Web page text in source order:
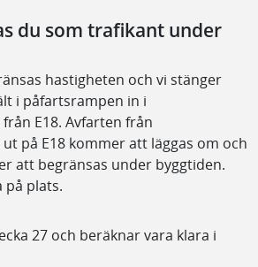
du som trafikant under
hastigheten och vi stänger
i påfartsrampen in i
E18. Avfarten från
på E18 kommer att läggas om och
att begränsas under byggtiden.
på plats.
27 och beräknar vara klara i